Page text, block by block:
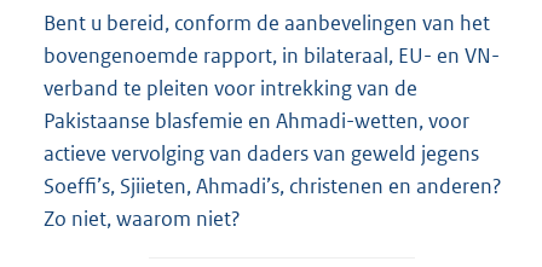
Bent u bereid, conform de aanbevelingen van het
bovengenoemde rapport, in bilateraal, EU- en VN-
verband te pleiten voor intrekking van de
Pakistaanse blasfemie en Ahmadi-wetten, voor
actieve vervolging van daders van geweld jegens
Soeffi’s, Sjiieten, Ahmadi’s, christenen en anderen?
Zo niet, waarom niet?